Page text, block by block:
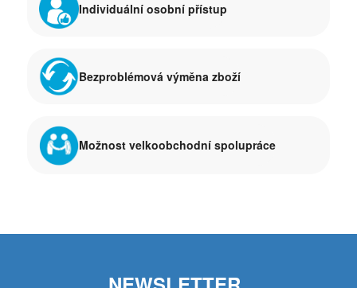
Individuální osobní přístup
Bezproblémová výměna zboží
Možnost velkoobchodní spolupráce